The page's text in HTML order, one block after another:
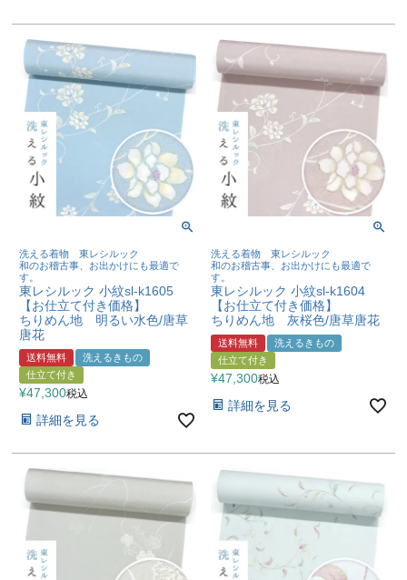
洗える着物 東レシルック
和のお稽古事、お出かけにも最適で
す。
東レシルック 小紋sl-k1605
【お仕立て付き価格】
ちりめん地 明るい水色/唐草
唐花
送料無料
洗えるきもの
仕立て付き
¥47,300税込
詳細を見る
洗える着物 東レシルック
和のお稽古事、お出かけにも最適で
す。
東レシルック 小紋sl-k1604
【お仕立て付き価格】
ちりめん地 灰桜色/唐草唐花
送料無料
洗えるきもの
仕立て付き
¥47,300税込
詳細を見る